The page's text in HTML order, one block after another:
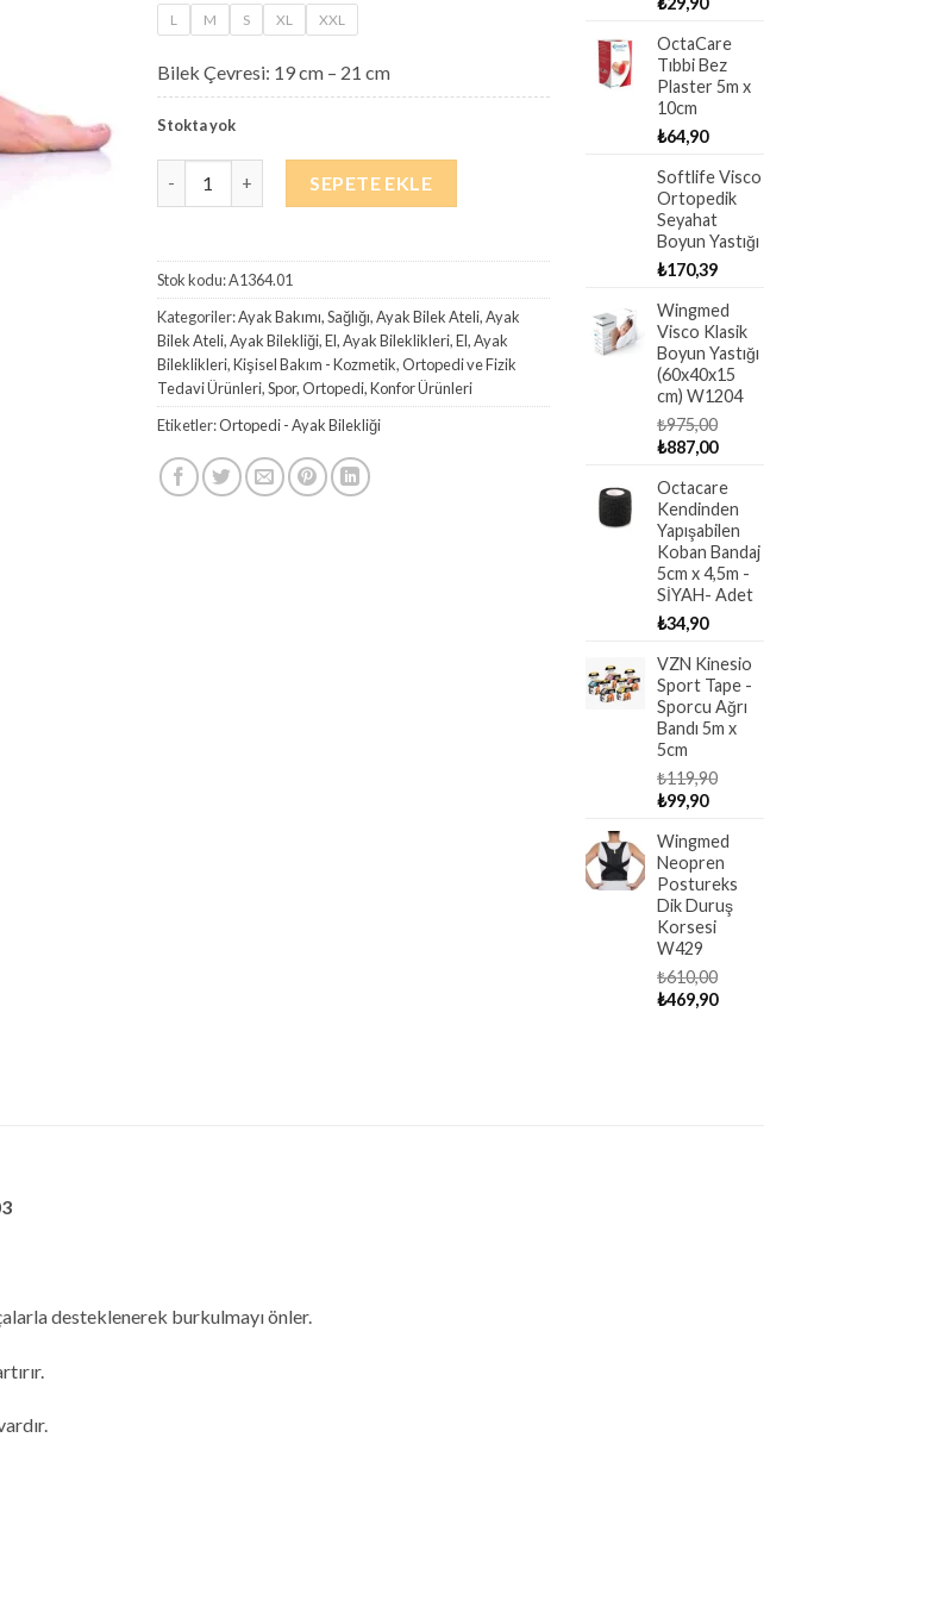
₺170,00.
L M S XL XXL
Bilek Çevresi: 19 cm – 21 cm
Stokta yok
SEPETE EKLE
Stok kodu:A1364.01
Kategoriler:Ayak Bakımı, Sağlığı,Ayak Bilek Ateli,Ayak
Bilek Ateli,Ayak Bilekliği,El, Ayak Bileklikleri,El, Ayak
Bileklikleri,Kişisel Bakım - Kozmetik,Ortopedi ve Fizik
Tedavi Ürünleri,Spor, Ortopedi, Konfor Ürünleri
Etiketler:Ortopedi - Ayak Bilekliği
OctaCare
Tıbbi Bez
Plaster 5m x
10cm
₺64,90
Softlife Visco
Ortopedik
Seyahat
Boyun Yastığı
₺170,39
Wingmed
Visco Klasik
Boyun Yastığı
(60x40x15
cm) W1204
₺975,00
Orijinal
₺975,00.
₺887,00Şu
fiyat:
₺887,00.
Octacare
Kendinden
Yapışabilen
Koban Bandaj
5cm x 4,5m -
SİYAH- Adet
₺34,90
VZN Kinesio
Sport Tape -
Sporcu Ağrı
Bandı 5m x
5cm
₺119,90
Orijinal
₺119,90.
₺99,90Şu
fiyat:
₺99,90.
Wingmed
Neopren
Postureks
Dik Duruş
Korsesi
W429
₺610,00
Orijinal
₺469,90Şu
desteklenerek burkulmayı önler.